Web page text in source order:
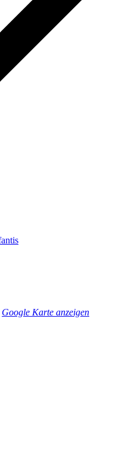
Google Karte anzeigen